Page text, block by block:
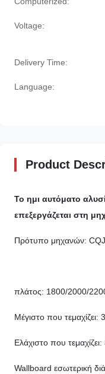
Voltage:
Delivery Time:
Language:
Product
Το ημι αυτόματο
επεξεργάζεται στη
Πρότυπο μηχανών:
πλάτος: 1800/2000/
Μέγιστο που
Ελάχιστο που
Wallboard εσωτερική